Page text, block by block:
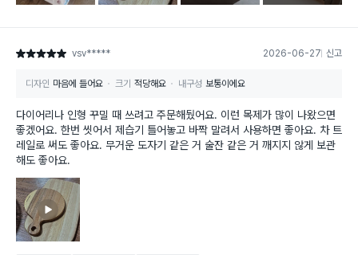
별점 5점 vsv***** 2026-06-27 신고
디자인 마음에 들어요 크기 적당해요 내구성 보통이에요
다이어리나 인형 꾸밀 때 쓰려고 주문해뒀어요. 이런 목제가 많이 나왔으면
좋겠어요. 한번 씻어서 제습기 틀어놓고 바짝 말려서 사용하면 좋아요. 차 트
레일로 써도 좋아요. 무거운 도자기 같은 거 술잔 같은 거 깨지지 않게 보관
해도 좋아요.